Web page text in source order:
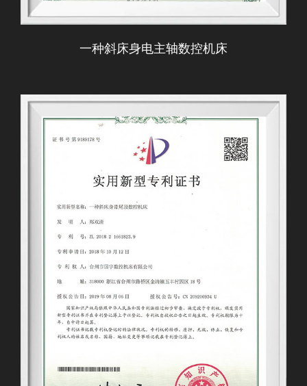
一种斜床身电主轴数控机床